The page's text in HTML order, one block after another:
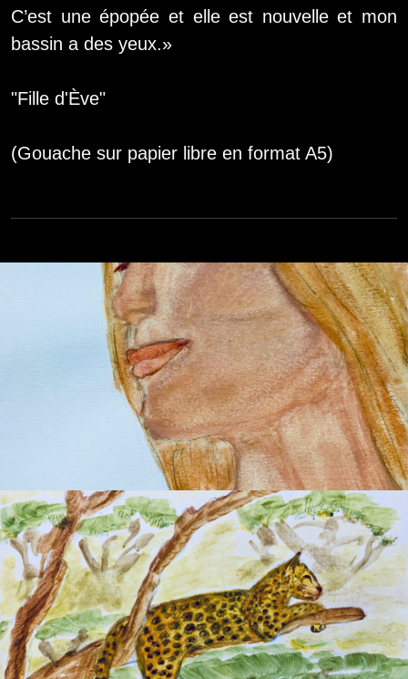
C’est une épopée et elle est nouvelle et mon
bassin a des yeux.»
"Fille d'Ève"
(Gouache sur papier libre en format A5)